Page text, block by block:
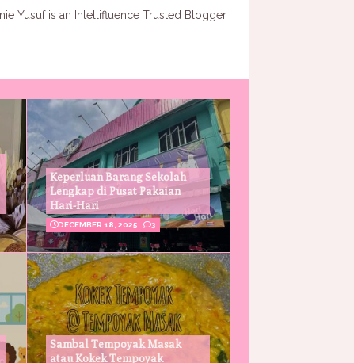
Keperluan Barang Sekolah
Lengkap di Pusat Pakaian
Hari-Hari
DECEMBER 18, 2025 3
Sambal Tempoyak Masak
atau Kokek Tempoyak